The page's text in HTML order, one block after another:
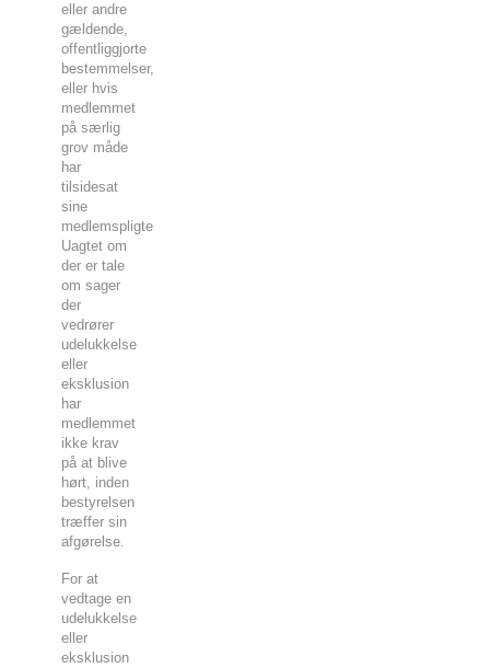
eller andre
gældende,
offentliggjorte
bestemmelser,
eller hvis
medlemmet
på særlig
grov måde
har
tilsidesat
sine
medlemspligter.
Uagtet om
der er tale
om sager
der
vedrører
udelukkelse
eller
eksklusion
har
medlemmet
ikke krav
på at blive
hørt, inden
bestyrelsen
træffer sin
afgørelse.
For at
vedtage en
udelukkelse
eller
eksklusion